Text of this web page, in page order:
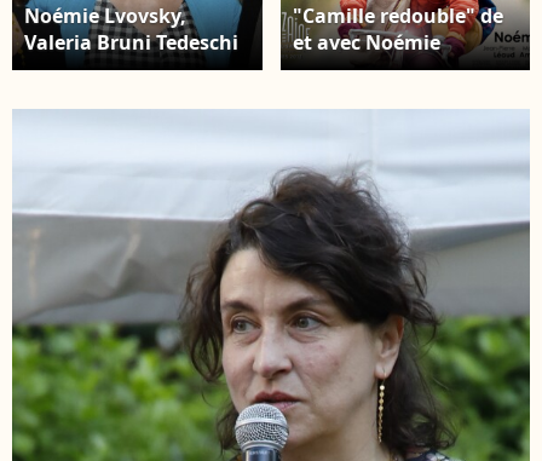
Noémie Lvovsky,
Valeria Bruni Tedeschi
et Agnès de Sacy -
"Camille redouble" de
et avec Noémie
Lvovsky en 2013.